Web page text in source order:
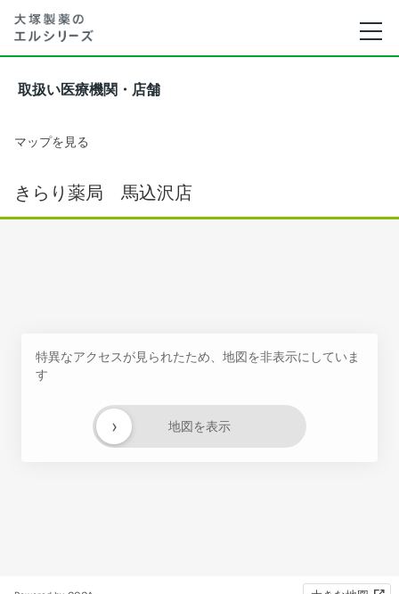
取扱い医療機関・店舗
マップを見る
きらり薬局 馬込沢店
特異なアクセスが見られたため、地図を非表示にしていま
す
地図を表示
›